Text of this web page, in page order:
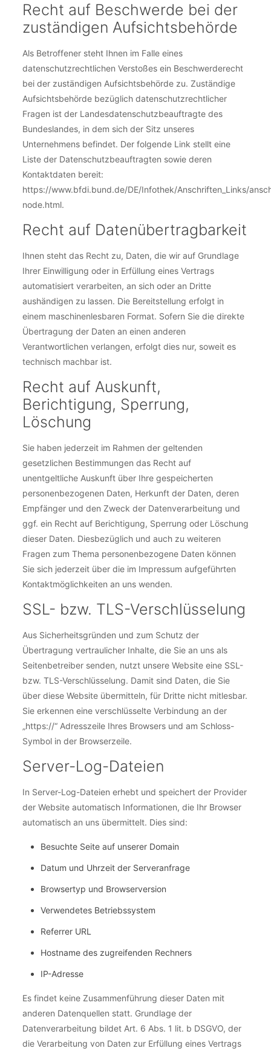
Recht auf Beschwerde bei der
zuständigen Aufsichtsbehörde
Als Betroffener steht Ihnen im Falle eines
datenschutzrechtlichen Verstoßes ein Beschwerderecht
bei der zuständigen Aufsichtsbehörde zu. Zuständige
Aufsichtsbehörde bezüglich datenschutzrechtlicher
Fragen ist der Landesdatenschutzbeauftragte des
Bundeslandes, in dem sich der Sitz unseres
Unternehmens befindet. Der folgende Link stellt eine
Liste der Datenschutzbeauftragten sowie deren
Kontaktdaten bereit:
https://www.bfdi.bund.de/DE/Infothek/Anschriften_Links/
node.html.
Recht auf Datenübertragbarkeit
Ihnen steht das Recht zu, Daten, die wir auf Grundlage
Ihrer Einwilligung oder in Erfüllung eines Vertrags
automatisiert verarbeiten, an sich oder an Dritte
aushändigen zu lassen. Die Bereitstellung erfolgt in
einem maschinenlesbaren Format. Sofern Sie die direkte
Übertragung der Daten an einen anderen
Verantwortlichen verlangen, erfolgt dies nur, soweit es
technisch machbar ist.
Recht auf Auskunft,
Berichtigung, Sperrung,
Löschung
Sie haben jederzeit im Rahmen der geltenden
gesetzlichen Bestimmungen das Recht auf
unentgeltliche Auskunft über Ihre gespeicherten
personenbezogenen Daten, Herkunft der Daten, deren
Empfänger und den Zweck der Datenverarbeitung und
ggf. ein Recht auf Berichtigung, Sperrung oder Löschung
dieser Daten. Diesbezüglich und auch zu weiteren
Fragen zum Thema personenbezogene Daten können
Sie sich jederzeit über die im Impressum aufgeführten
Kontaktmöglichkeiten an uns wenden.
SSL- bzw. TLS-Verschlüsselung
Aus Sicherheitsgründen und zum Schutz der
Übertragung vertraulicher Inhalte, die Sie an uns als
Seitenbetreiber senden, nutzt unsere Website eine SSL-
bzw. TLS-Verschlüsselung. Damit sind Daten, die Sie
über diese Website übermitteln, für Dritte nicht mitlesbar.
Sie erkennen eine verschlüsselte Verbindung an der
„https://“ Adresszeile Ihres Browsers und am Schloss-
Symbol in der Browserzeile.
Server-Log-Dateien
In Server-Log-Dateien erhebt und speichert der Provider
der Website automatisch Informationen, die Ihr Browser
automatisch an uns übermittelt. Dies sind:
Besuchte Seite auf unserer Domain
Datum und Uhrzeit der Serveranfrage
Browsertyp und Browserversion
Verwendetes Betriebssystem
Referrer URL
Hostname des zugreifenden Rechners
IP-Adresse
Es findet keine Zusammenführung dieser Daten mit
anderen Datenquellen statt. Grundlage der
Datenverarbeitung bildet Art. 6 Abs. 1 lit. b DSGVO, der
die Verarbeitung von Daten zur Erfüllung eines Vertrags